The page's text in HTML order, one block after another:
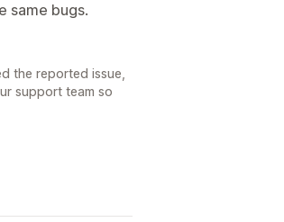
same bugs.
the reported issue,
support team so